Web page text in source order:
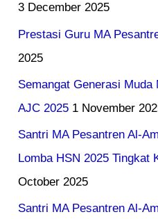
3 December 2025
Prestasi Guru MA
2025
Semangat Generasi Muda
AJC 2025 1 November
Santri MA Pesantren Al-
Lomba HSN 2025 Tingkat
October 2025
Santri MA Pesantren Al-